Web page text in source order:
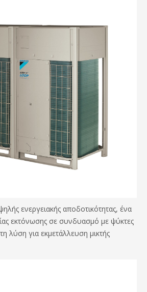
ενεργειακής αποδοτικότητας, ένα
εκτόνωσης σε συνδυασμό με ψύκτες
λύση για εκμετάλλευση μικτής